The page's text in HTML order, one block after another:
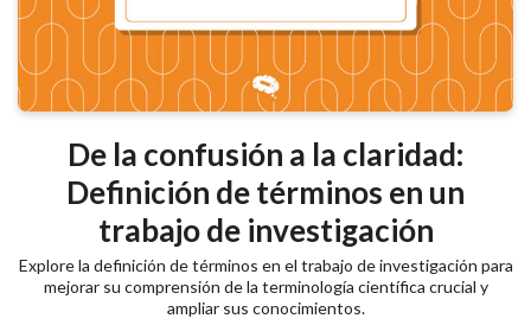
De la confusión a la claridad:
Definición de términos en un
trabajo de investigación
Explore la definición de términos en el trabajo de investigación para
mejorar su comprensión de la terminología científica crucial y
ampliar sus conocimientos.